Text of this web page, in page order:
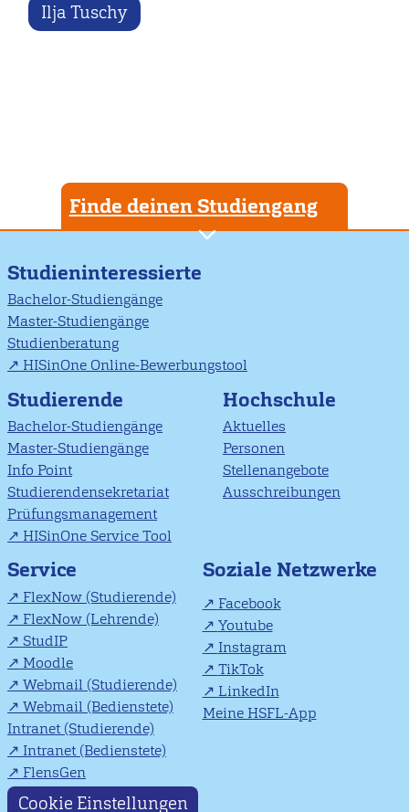
Ilja Tuschy
Finde deinen Studiengang
Studieninteressierte
Bachelor-Studiengänge
Master-Studiengänge
Studienberatung
HISinOne Online-Bewerbungstool
Studierende
Bachelor-Studiengänge
Master-Studiengänge
Info Point
Studierendensekretariat
Prüfungsmanagement
HISinOne Service Tool
Hochschule
Aktuelles
Personen
Stellenangebote
Ausschreibungen
Service
FlexNow (Studierende)
FlexNow (Lehrende)
StudIP
Moodle
Webmail (Studierende)
Webmail (Bedienstete)
Intranet (Studierende)
Intranet (Bedienstete)
FlensGen
Soziale Netzwerke
Facebook
Youtube
Instagram
TikTok
LinkedIn
Meine HSFL-App
Cookie Einstellungen